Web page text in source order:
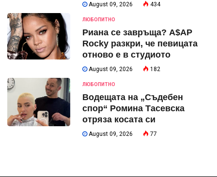
August 09, 2026 434
ЛЮБОПИТНО
Риана се завръща? A$AP
Rocky разкри, че певицата
отново е в студиото
August 09, 2026 182
ЛЮБОПИТНО
Водещата на „Съдебен
спор“ Ромина Тасевска
отряза косата си
August 09, 2026 77